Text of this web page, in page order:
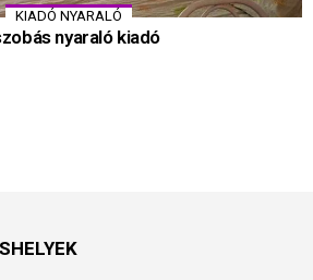
KIADÓ NYARALÓ
nyaraló kiadó